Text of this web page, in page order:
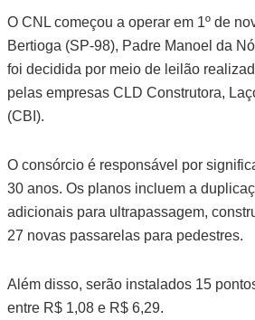
O CNL começou a operar em 1º de
Bertioga (SP-98), Padre Manoel da
foi decidida por meio de leilão
pelas empresas CLD Construtora,
(CBI).
O consórcio é responsável por
30 anos. Os planos incluem a
adicionais para ultrapassagem,
27 novas passarelas para pedestres.
Além disso, serão instalados 15
entre R$ 1,08 e R$ 6,29.